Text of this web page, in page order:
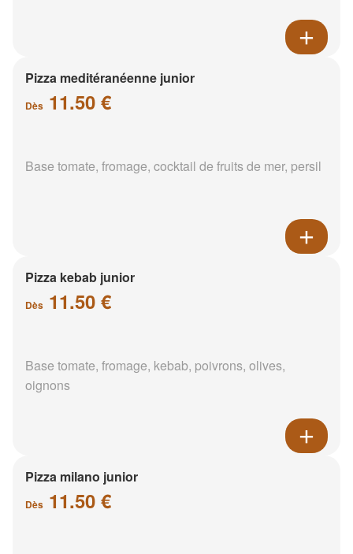
Pizza meditéranéenne junior
Dès 11.50 €
Base tomate, fromage, cocktail de fruits de mer, persil
Pizza kebab junior
Dès 11.50 €
Base tomate, fromage, kebab, poivrons, olives,
oignons
Pizza milano junior
Dès 11.50 €